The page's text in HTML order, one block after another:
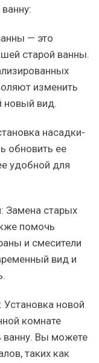
— это
старой ванны.
изменить
новый вид.
насадки-
обновить ее
удобной для
Замена старых
помочь
и смесители
вид и
новой
комнате
Вы можете
таких как